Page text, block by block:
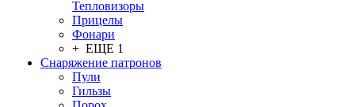
Тепловизоры
Прицелы
Фонари
+ ЕЩЕ 1
Снаряжение патронов
Пули
Гильзы